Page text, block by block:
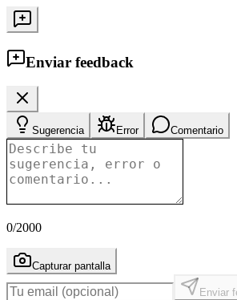
Enviar feedback
Sugerencia Error Comentario
0/2000
Capturar pantalla
Enviar